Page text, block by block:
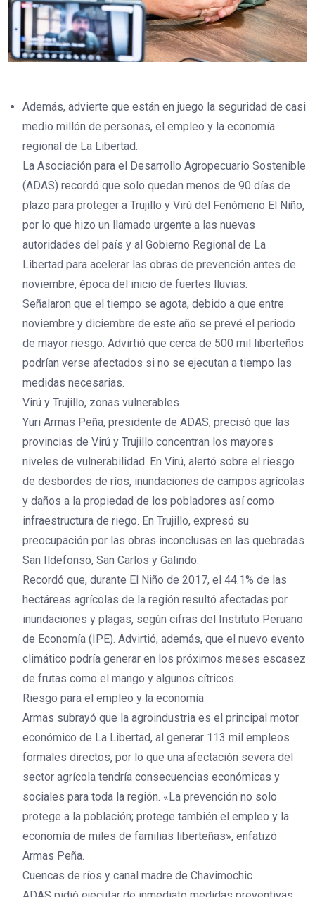
Además, advierte que están en juego la seguridad de casi
medio millón de personas, el empleo y la economía
regional de La Libertad.
La Asociación para el Desarrollo Agropecuario Sostenible
(ADAS) recordó que solo quedan menos de 90 días de
plazo para proteger a Trujillo y Virú del Fenómeno El Niño,
por lo que hizo un llamado urgente a las nuevas
autoridades del país y al Gobierno Regional de La
Libertad para acelerar las obras de prevención antes de
noviembre, época del inicio de fuertes lluvias.
Señalaron que el tiempo se agota, debido a que entre
noviembre y diciembre de este año se prevé el periodo
de mayor riesgo. Advirtió que cerca de 500 mil liberteños
podrían verse afectados si no se ejecutan a tiempo las
medidas necesarias.
Virú y Trujillo, zonas vulnerables
Yuri Armas Peña, presidente de ADAS, precisó que las
provincias de Virú y Trujillo concentran los mayores
niveles de vulnerabilidad. En Virú, alertó sobre el riesgo
de desbordes de ríos, inundaciones de campos agrícolas
y daños a la propiedad de los pobladores así como
infraestructura de riego. En Trujillo, expresó su
preocupación por las obras inconclusas en las quebradas
San Ildefonso, San Carlos y Galindo.
Recordó que, durante El Niño de 2017, el 44.1% de las
hectáreas agrícolas de la región resultó afectadas por
inundaciones y plagas, según cifras del Instituto Peruano
de Economía (IPE). Advirtió, además, que el nuevo evento
climático podría generar en los próximos meses escasez
de frutas como el mango y algunos cítricos.
Riesgo para el empleo y la economía
Armas subrayó que la agroindustria es el principal motor
económico de La Libertad, al generar 113 mil empleos
formales directos, por lo que una afectación severa del
sector agrícola tendría consecuencias económicas y
sociales para toda la región. «La prevención no solo
protege a la población; protege también el empleo y la
economía de miles de familias liberteñas», enfatizó
Armas Peña.
Cuencas de ríos y canal madre de Chavimochic